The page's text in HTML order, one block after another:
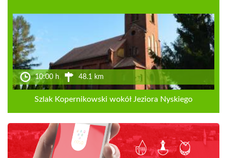
10:00 h 48.1 km
Szlak Kopernikowski wokół Jeziora Nyskiego